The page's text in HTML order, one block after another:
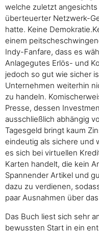
welche zuletzt
überteuerter Netzwerk-
hatte. Keine
einem
Indy-Fanfare, dass es
Anlagegutes Erlös- und
jedoch so gut wie sicher
Unternehmen weiterhin
zu handeln.
Presse, dessen
ausschließlich abhängig
Tagesgeld bringt kaum
eindeutig als sichere und
es sich bei virtuellen
Karten handelt, die kein
Spannender Artikel und
dazu zu verdienen,
paar Ausnahmen über
Das Buch liest sich sehr
bewussten Start in ein